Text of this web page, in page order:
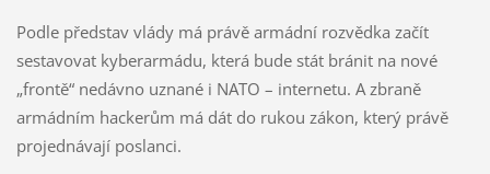
Podle představ vlády má právě armádní rozvědka začít
sestavovat kyberarmádu, která bude stát bránit na nové
„frontě“ nedávno uznané i NATO – internetu. A zbraně
armádním hackerům má dát do rukou zákon, který právě
projednávají poslanci.